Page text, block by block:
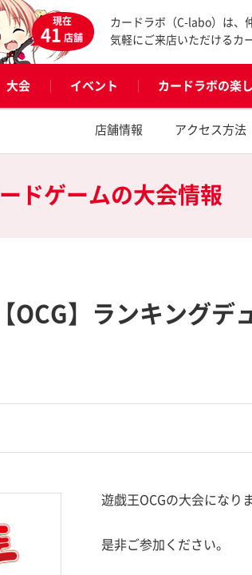
現在
41店舗
カードラボ（C-labo）は、
気軽にご来店いただけるカ
大会 イベント カードラボの楽
店舗情報 アクセス方法
ドゲームの大会情報
OCG】ランキングデ
遊戯王OCGの大会になり
是非ご参加ください。